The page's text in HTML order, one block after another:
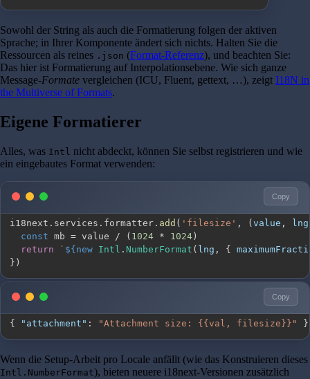
Sowohl der String als auch die Formatierung folgen der aktiven
Sprache; in Ihrer Komponente ändert sich nichts. Halten Sie die
Ressourcen als reines .json (Format-Referenz), und beachten Sie:
Das hier ist Formatierung auf Interpolationsebene. Wie sich ganze
Message-Formate vergleichen (ICU, Fluent, gettext, …), zeigt I18N in
the Multiverse of Formats.
Eigene Formatierer
Alles, was Intl nicht abdeckt, können Sie selbst registrieren und wie
ein eingebautes Format verwenden:
Copy
i18next . services . formatter . add ( 'filesize' , (value , lng
const mb = value / ( 1024 * 1024)
return
` ${new Intl . NumberFormat ( lng , {
} )
Copy
{ "attachment" : "Attachment size: {{val, filesize}}" }
Wenn die Setup-Arbeit pro Locale anfällt (wie das Konstruieren dieses
Intl.NumberFormat), bieten neuere i18next-Versionen zusätzlich